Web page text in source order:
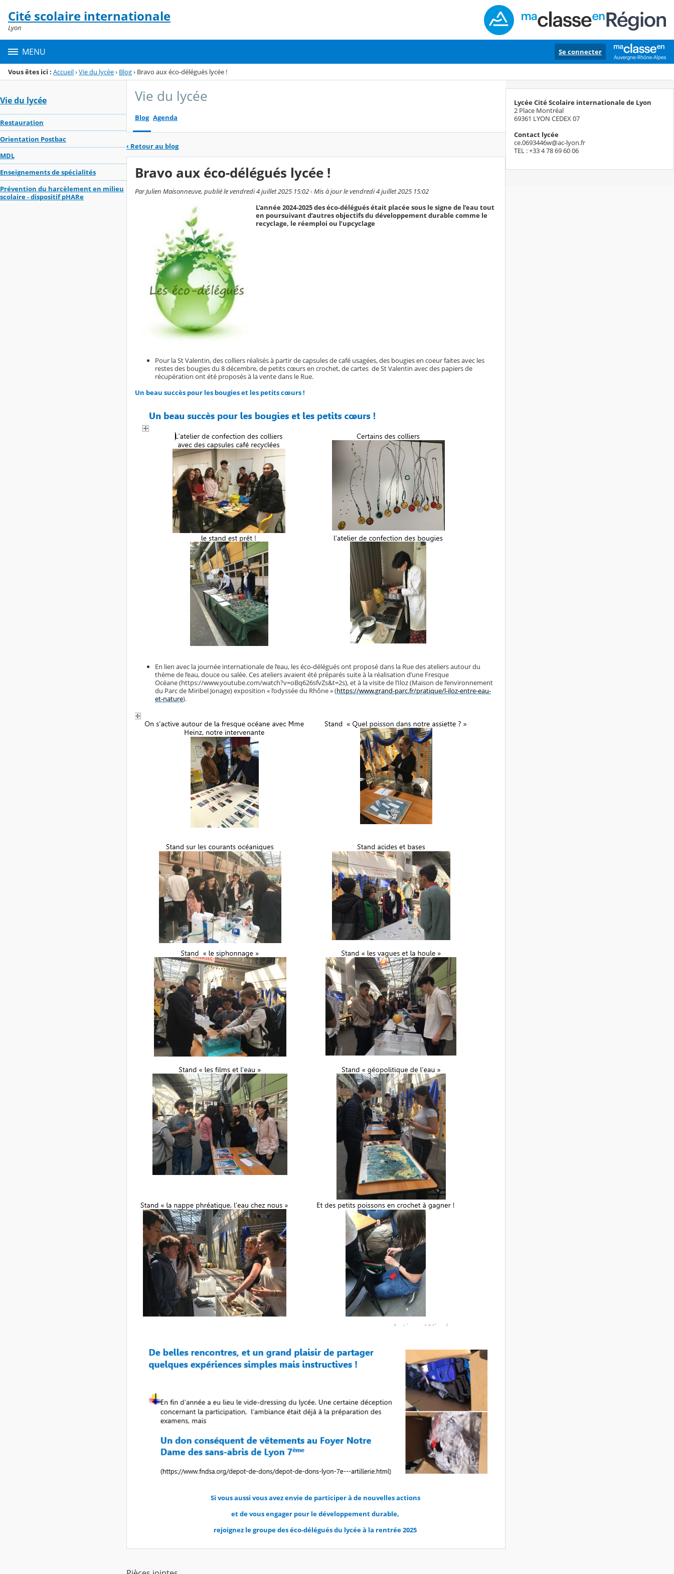
Menu de la rubrique
Contenu
Cité scolaire internationale
Lyon
MENU Se connecter
Vous êtes ici : Accueil›Vie du lycée› Blog› Bravo aux éco-délégués lycée !
Vie du lycée
Restauration
Orientation Postbac
MDL
Enseignements de spécialités
Prévention du harcèlement en milieu
scolaire - dispositif pHARe
Vie du lycée
Blog Agenda
‹ Retour au blog
Bravo aux éco-délégués lycée !
Par Julien Maisonneuve, publié le vendredi 4 juillet 2025 15:02 - Mis à jour le vendredi 4 juillet 2025 15:02
L’année 2024-2025 des éco-délégués était placée sous le signe de l’eau tout
en poursuivant d’autres objectifs du développement durable comme le
recyclage, le réemploi ou l’upcyclage
Pour la St Valentin, des colliers réalisés à partir de capsules de café usagées, des bougies en coeur faites avec les
restes des bougies du 8 décembre, de petits cœurs en crochet, de cartes de St Valentin avec des papiers de
récupération ont été proposés à la vente dans le Rue.
Un beau succès pour les bougies et les petits cœurs !
En lien avec la journée internationale de l’eau, les éco-délégués ont proposé dans la Rue des ateliers autour du
thème de l’eau, douce ou salée. Ces ateliers avaient été préparés suite à la réalisation d’une Fresque
Océane (https://www.youtube.com/watch?v=oBq626sfvZs&t=2s), et à la visite de l’Iloz (Maison de l’environnement
du Parc de Miribel Jonage) exposition « l’odyssée du Rhône » (https://www.grand-parc.fr/pratique/l-iloz-entre-eau-
et-nature).
Si vous aussi vous avez envie de participer à de nouvelles actions
et de vous engager pour le développement durable,
rejoignez le groupe des éco-délégués du lycée à la rentrée 2025
Lycée Cité Scolaire internationale de Lyon
2 Place Montréal
69361 LYON CEDEX 07
Contact lycée
ce.0693446w@ac-lyon.fr
TEL : +33 4 78 69 60 06